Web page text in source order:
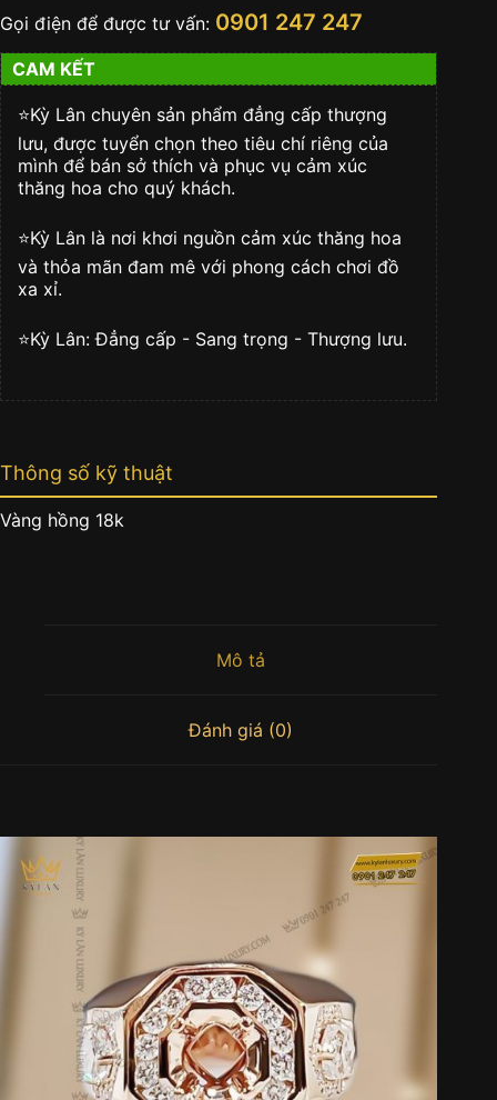
Hồng
18K
Đính
Kim
Cương
số
lượng
Gọi điện để được tư vấn: 0901 247 247
CAM KẾT
⭐️Kỳ Lân chuyên sản phẩm đẳng cấp thượng
lưu, được tuyển chọn theo tiêu chí riêng của
mình để bán sở thích và phục vụ cảm xúc
thăng hoa cho quý khách.
⭐️Kỳ Lân là nơi khơi nguồn cảm xúc thăng hoa
và thỏa mãn đam mê với phong cách chơi đồ
xa xỉ.
⭐️Kỳ Lân: Đẳng cấp - Sang trọng - Thượng lưu.
Thông số kỹ thuật
Vàng hồng 18k
Mô tả
Đánh giá (0)